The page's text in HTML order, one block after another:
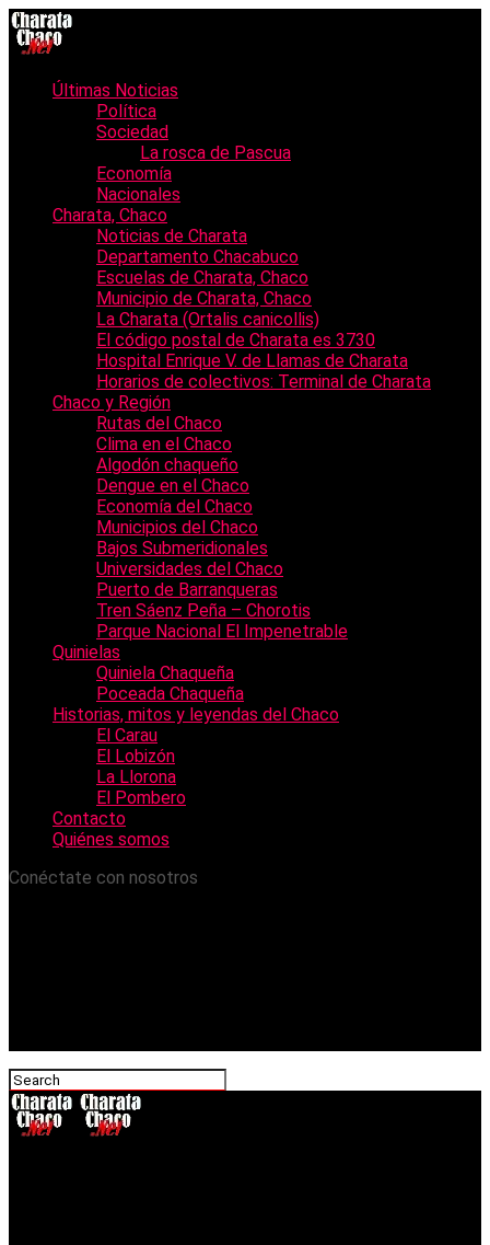
Últimas Noticias
Política
Sociedad
La rosca de Pascua
Economía
Nacionales
Charata, Chaco
Noticias de Charata
Departamento Chacabuco
Escuelas de Charata, Chaco
Municipio de Charata, Chaco
La Charata (Ortalis canicollis)
El código postal de Charata es 3730
Hospital Enrique V. de Llamas de Charata
Horarios de colectivos: Terminal de Charata
Chaco y Región
Rutas del Chaco
Clima en el Chaco
Algodón chaqueño
Dengue en el Chaco
Economía del Chaco
Municipios del Chaco
Bajos Submeridionales
Universidades del Chaco
Puerto de Barranqueras
Tren Sáenz Peña – Chorotis
Parque Nacional El Impenetrable
Quinielas
Quiniela Chaqueña
Poceada Chaqueña
Historias, mitos y leyendas del Chaco
El Carau
El Lobizón
La Llorona
El Pombero
Contacto
Quiénes somos
Conéctate con nosotros